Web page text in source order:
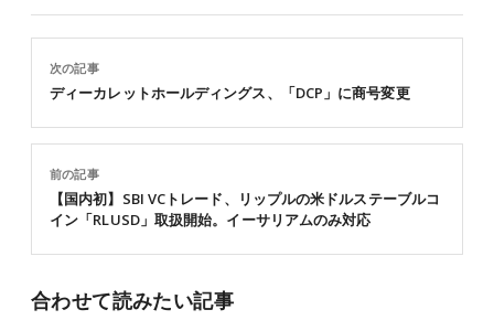
前の記事
【国内初】SBI VCトレード、リップルの米ドルステーブルコ
イン「RLUSD」取扱開始。イーサリアムのみ対応
次の記事
ディーカレットホールディングス、「DCP」に商号変更
合わせて読みたい記事